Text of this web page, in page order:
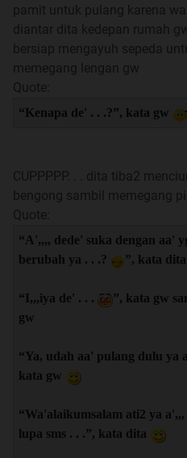
pamit untuk pulang karena
diantar dita kedepan rumah
bersiap mengayuh sepeda
memegang lengan gw
Quote:
“Kenapa de' . . .?”, kata gw
CUPPPPP. . . dita tiba2
bengong sambil memegang
Quote:
“A',,,, dede' suka dengan aa'
berubah ya . . .?
”, kata dita
“I,,,iya de' . . .
”, kata gw
gw
“Ya, udah aa' pulang dulu ya
kata gw
“Wa'alaikumsalam ati2 ya
lupa sms . . .”, kata dita